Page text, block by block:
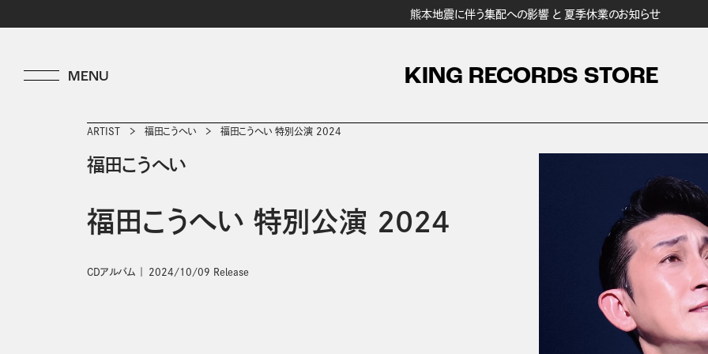
熊本地震に伴う集配への影響 と 夏季休業のお知らせ
KING RECORDS STORE
ARTIST 福田こうへい 福田こうへい 特別公演 2024
福田こうへい
福田こうへい 特別公演 2024
CDアルバム 2024/10/09 Release